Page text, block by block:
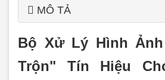
MÔ TẢ
Bộ Xử Lý Hình Ảnh
Trộn" Tín Hiệu